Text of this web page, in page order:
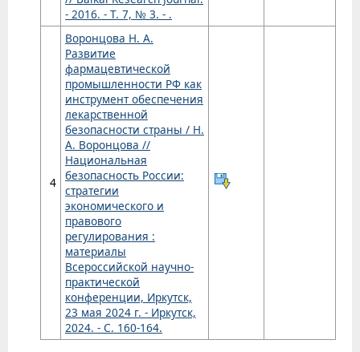
- 2016. - Т. 7, № 3. - .
4
Воронцова Н. А.
Развитие
фармацевтической
промышленности РФ как
инструмент обеспечения
лекарственной
безопасности страны / Н.
А. Воронцова //
Национальная
безопасность России:
стратегии
экономического и
правового
регулирования :
материалы
Всероссийской научно-
практической
конференции, Иркутск,
23 мая 2024 г. - Иркутск,
2024. - С. 160-164.